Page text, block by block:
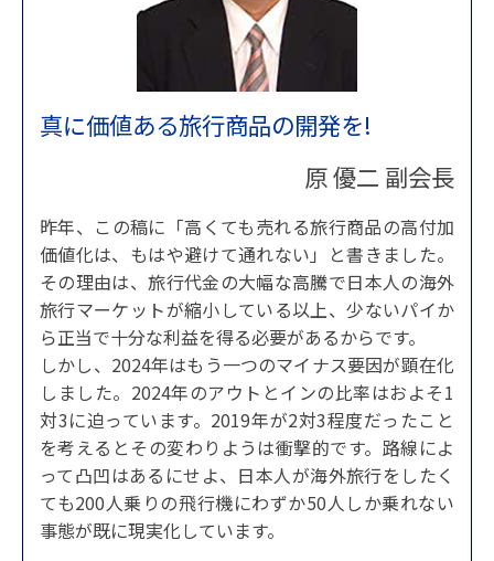
真に価値ある旅行商品の開発を!
原 優二 副会長
昨年、この稿に「高くても売れる旅行商品の高付加
価値化は、もはや避けて通れない」と書きました。
その理由は、旅行代金の大幅な高騰で日本人の海外
旅行マーケットが縮小している以上、少ないパイか
ら正当で十分な利益を得る必要があるからです。
しかし、2024年はもう一つのマイナス要因が顕在化
しました。2024年のアウトとインの比率はおよそ1
対3に迫っています。2019年が2対3程度だったこと
を考えるとその変わりようは衝撃的です。路線によ
って凸凹はあるにせよ、日本人が海外旅行をしたく
ても200人乗りの飛行機にわずか50人しか乗れない
事態が既に現実化しています。